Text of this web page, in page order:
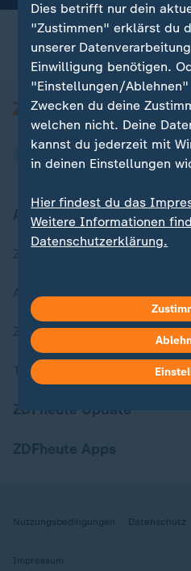
Aktuell bei ZDFheute
Aktuelle Sendungs-Videos
ZDFheute Stories
Themen im Überblick
ZDFheute Update
Nutzungsbedingungen Datenschutz
Impressum
Dies betrifft nur dein
"Zustimmen" erklärst du
unserer
Einwilligung benötigen.
"Einstellungen/
Zwecken du deine
welchen nicht. Deine
kannst du jederzeit mit
in deinen Einstellungen
Hier findest du das
Weitere Informationen
Datenschutzerklärung.